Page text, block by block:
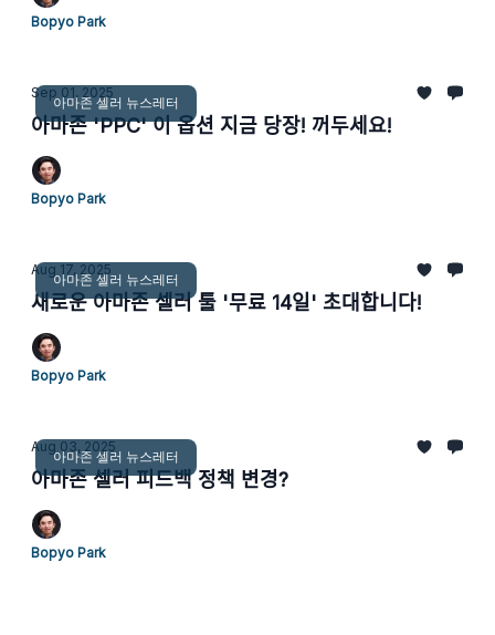
Bopyo Park
아마존 셀러 뉴스레터
Sep 01, 2025
아마존 'PPC' 이 옵션 지금 당장! 꺼두세요!
Bopyo Park
아마존 셀러 뉴스레터
Aug 17, 2025
새로운 아마존 셀러 툴 '무료 14일' 초대합니다!
Bopyo Park
아마존 셀러 뉴스레터
Aug 03, 2025
아마존 셀러 피드백 정책 변경?
Bopyo Park